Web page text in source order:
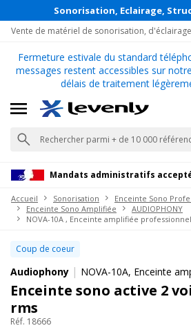
Sonorisation, Eclairage,
Vente de matériel de sonorisation,
Fermeture estivale du standard
messages restent accessibles sur
délais de traitement
Mandats administratifs
Accueil Sonorisation
Enceinte Sono
Enceinte Sono Amplifiée
AUDIOPHONY
NOVA-10A , Enceinte amplifiée
Coup de coeur
Audiophony | NOVA-10A, Enceinte
Enceinte sono active 2
rms
Réf. 18666